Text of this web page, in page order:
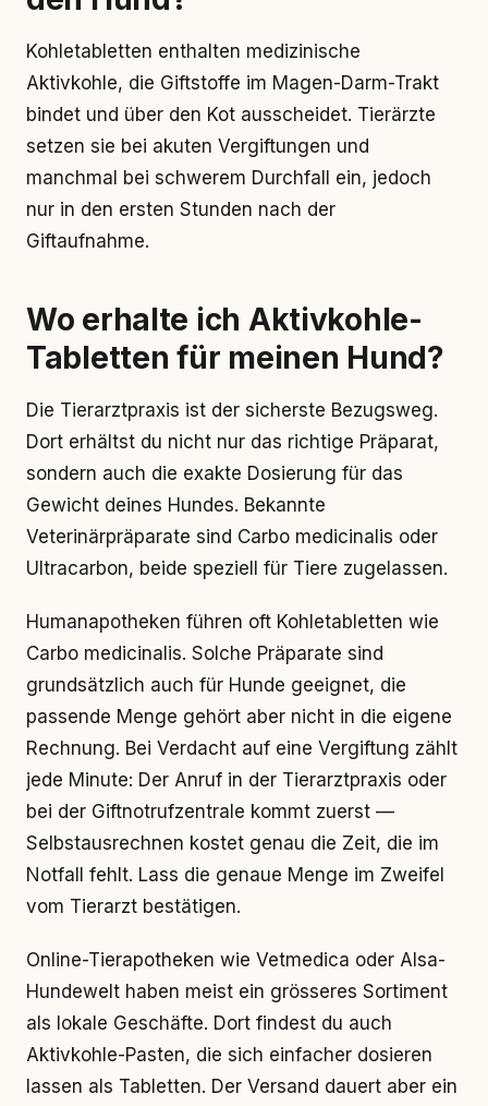
Kohletabletten enthalten medizinische
Aktivkohle, die Giftstoffe im Magen-Darm-Trakt
bindet und über den Kot ausscheidet. Tierärzte
setzen sie bei akuten Vergiftungen und
manchmal bei schwerem Durchfall ein, jedoch
nur in den ersten Stunden nach der
Giftaufnahme.
Wo erhalte ich Aktivkohle-
Tabletten für meinen Hund?
Die Tierarztpraxis ist der sicherste Bezugsweg.
Dort erhältst du nicht nur das richtige Präparat,
sondern auch die exakte Dosierung für das
Gewicht deines Hundes. Bekannte
Veterinärpräparate sind Carbo medicinalis oder
Ultracarbon, beide speziell für Tiere zugelassen.
Humanapotheken führen oft Kohletabletten wie
Carbo medicinalis. Solche Präparate sind
grundsätzlich auch für Hunde geeignet, die
passende Menge gehört aber nicht in die eigene
Rechnung. Bei Verdacht auf eine Vergiftung zählt
jede Minute: Der Anruf in der Tierarztpraxis oder
bei der Giftnotrufzentrale kommt zuerst —
Selbstausrechnen kostet genau die Zeit, die im
Notfall fehlt. Lass die genaue Menge im Zweifel
vom Tierarzt bestätigen.
Online-Tierapotheken wie Vetmedica oder Alsa-
Hundewelt haben meist ein grösseres Sortiment
als lokale Geschäfte. Dort findest du auch
Aktivkohle-Pasten, die sich einfacher dosieren
lassen als Tabletten. Der Versand dauert aber ein